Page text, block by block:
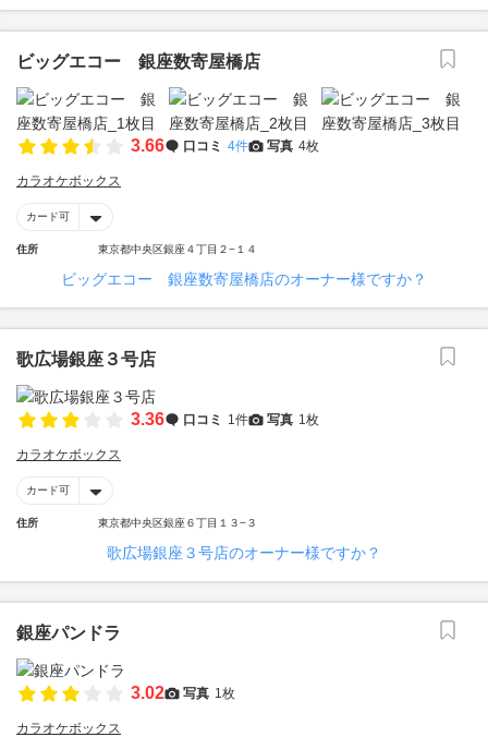
ビッグエコー 銀座数寄屋橋店
3.66 口コミ 4件 写真 4枚
カラオケボックス
カード可
住所 東京都中央区銀座４丁目２−１４
ビッグエコー 銀座数寄屋橋店のオーナー様ですか？
歌広場銀座３号店
3.36 口コミ 1件 写真 1枚
カラオケボックス
カード可
住所 東京都中央区銀座６丁目１３−３
歌広場銀座３号店のオーナー様ですか？
銀座パンドラ
3.02 写真 1枚
カラオケボックス